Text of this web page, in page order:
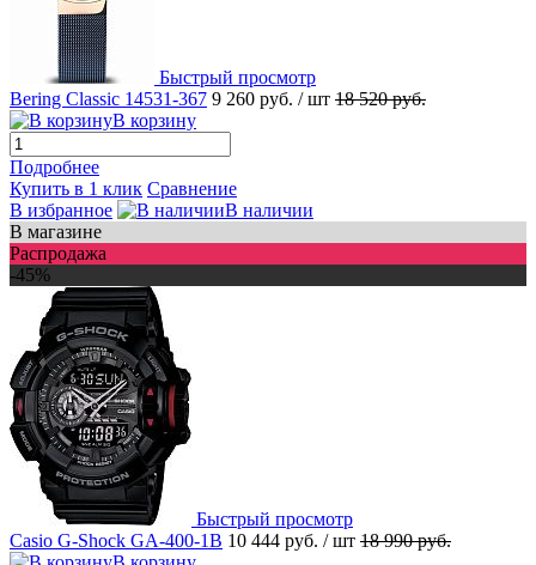
Быстрый просмотр
Bering Classic 14531-367 9 260 руб. / шт 18 520 руб.
В корзину
Подробнее
Купить в 1 клик Сравнение
В избранное
В наличии
В магазине
Распродажа
-45%
Быстрый просмотр
Casio G-Shock GA-400-1B 10 444 руб. / шт 18 990 руб.